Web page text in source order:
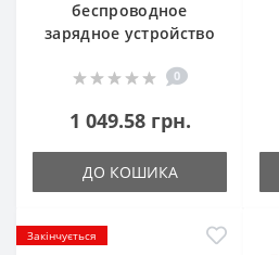
беспроводное
зарядное устройство
0
1 049.58 грн.
ДО КОШИКА
Закінчується